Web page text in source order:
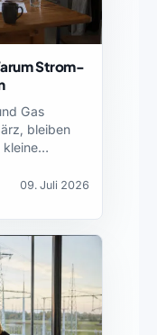
Strom-
Gas
bleiben
kleine…
09. Juli 2026